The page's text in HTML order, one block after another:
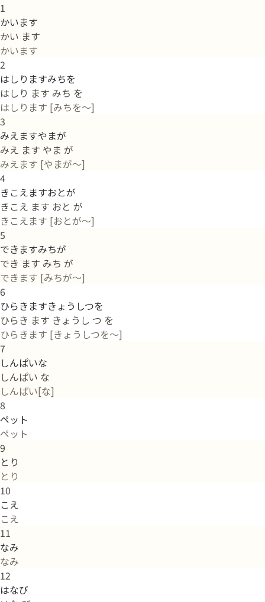
1
かいます
かい ます
かいます
2
はしりますみちを
はしり ます みち を
はしります [みちを～]
3
みえますやまが
みえ ます やま が
みえます [やまが～]
4
きこえますおとが
きこえ ます おと が
きこえます [おとが～]
5
できますみちが
でき ます みち が
できます [みちが～]
6
ひらきますきょうしつを
ひらき ます きょうし つ を
ひらきます [きょうしつを～]
7
しんぱいな
しんぱい な
しんぱい[な]
8
ペット
ペット
9
とり
とり
10
こえ
こえ
11
なみ
なみ
12
はなび